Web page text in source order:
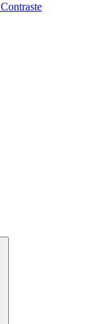
Contraste